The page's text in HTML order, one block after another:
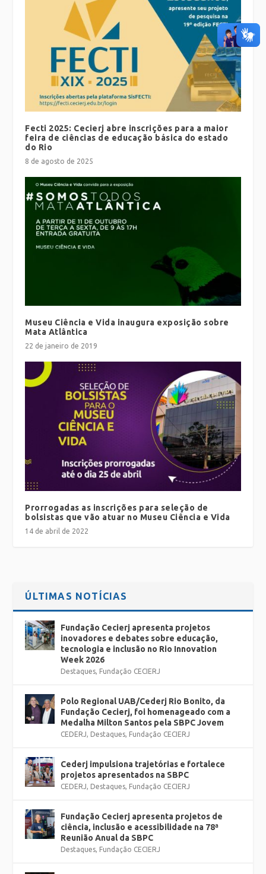
Fecti 2025: Cecierj abre inscrições para a maior
feira de ciências de educação básica do estado
do Rio
8 de agosto de 2025
Museu Ciência e Vida inaugura exposição sobre
Mata Atlântica
22 de janeiro de 2019
Prorrogadas as inscrições para seleção de
bolsistas que vão atuar no Museu Ciência e Vida
14 de abril de 2022
ÚLTIMAS NOTÍCIAS
Fundação Cecierj apresenta projetos
inovadores e debates sobre educação,
tecnologia e inclusão no Rio Innovation
Week 2026
Destaques, Fundação CECIERJ
Polo Regional UAB/Cederj Rio Bonito, da
Fundação Cecierj, foi homenageado com a
Medalha Milton Santos pela SBPC Jovem
CEDERJ, Destaques, Fundação CECIERJ
Cederj impulsiona trajetórias e fortalece
projetos apresentados na SBPC
CEDERJ, Destaques, Fundação CECIERJ
Fundação Cecierj apresenta projetos de
ciência, inclusão e acessibilidade na 78ª
Reunião Anual da SBPC
Destaques, Fundação CECIERJ